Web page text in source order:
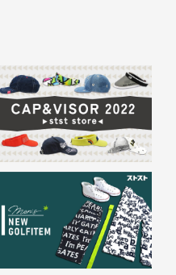
30代女性
いつも素敵な商品を
？
国一律で800円とさせて頂
つき)
物をして頂けた場合は送
ートに複数商品を入れて
りますので、若干の誤
。
テンスを行っておりま
お香、古着特有の香
る場合がございます。